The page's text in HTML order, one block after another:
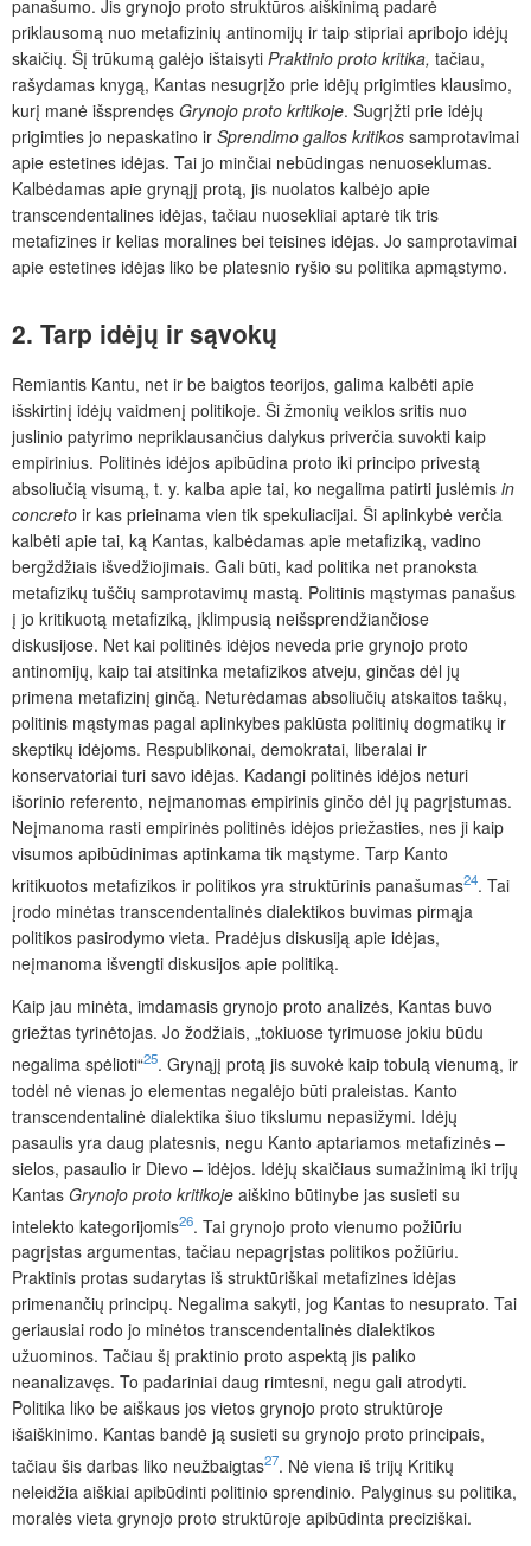
panašumo. Jis grynojo proto struktūros aiškinimą padarė
priklausomą nuo metafizinių antinomijų ir taip stipriai apribojo idėjų
skaičių. Šį trūkumą galėjo ištaisyti Praktinio proto kritika, tačiau,
rašydamas knygą, Kantas nesugrįžo prie idėjų prigimties klausimo,
kurį manė išsprendęs Grynojo proto kritikoje. Sugrįžti prie idėjų
prigimties jo nepaskatino ir Sprendimo galios kritikos samprotavimai
apie estetines idėjas. Tai jo minčiai nebūdingas nenuoseklumas.
Kalbėdamas apie grynąjį protą, jis nuolatos kalbėjo apie
transcendentalines idėjas, tačiau nuosekliai aptarė tik tris
metafizines ir kelias moralines bei teisines idėjas. Jo samprotavimai
apie estetines idėjas liko be platesnio ryšio su politika apmąstymo.
2. Tarp idėjų ir sąvokų
Remiantis Kantu, net ir be baigtos teorijos, galima kalbėti apie
išskirtinį idėjų vaidmenį politikoje. Ši žmonių veiklos sritis nuo
juslinio patyrimo nepriklausančius dalykus priverčia suvokti kaip
empirinius. Politinės idėjos apibūdina proto iki principo privestą
absoliučią visumą, t. y. kalba apie tai, ko negalima patirti juslėmis in
concreto ir kas prieinama vien tik spekuliacijai. Ši aplinkybė verčia
kalbėti apie tai, ką Kantas, kalbėdamas apie metafiziką, vadino
bergždžiais išvedžiojimais. Gali būti, kad politika net pranoksta
metafizikų tuščių samprotavimų mastą. Politinis mąstymas panašus
į jo kritikuotą metafiziką, įklimpusią neišsprendžiančiose
diskusijose. Net kai politinės idėjos neveda prie grynojo proto
antinomijų, kaip tai atsitinka metafizikos atveju, ginčas dėl jų
primena metafizinį ginčą. Neturėdamas absoliučių atskaitos taškų,
politinis mąstymas pagal aplinkybes paklūsta politinių dogmatikų ir
skeptikų idėjoms. Respublikonai, demokratai, liberalai ir
konservatoriai turi savo idėjas. Kadangi politinės idėjos neturi
išorinio referento, neįmanomas empirinis ginčo dėl jų pagrįstumas.
Neįmanoma rasti empirinės politinės idėjos priežasties, nes ji kaip
visumos apibūdinimas aptinkama tik mąstyme. Tarp Kanto
kritikuotos metafizikos ir politikos yra struktūrinis panašumas24. Tai
įrodo minėtas transcendentalinės dialektikos buvimas pirmąja
politikos pasirodymo vieta. Pradėjus diskusiją apie idėjas,
neįmanoma išvengti diskusijos apie politiką.
Kaip jau minėta, imdamasis grynojo proto analizės, Kantas buvo
griežtas tyrinėtojas. Jo žodžiais, „tokiuose tyrimuose jokiu būdu
negalima spėlioti“25. Grynąjį protą jis suvokė kaip tobulą vienumą, ir
todėl nė vienas jo elementas negalėjo būti praleistas. Kanto
transcendentalinė dialektika šiuo tikslumu nepasižymi. Idėjų
pasaulis yra daug platesnis, negu Kanto aptariamos metafizinės –
sielos, pasaulio ir Dievo – idėjos. Idėjų skaičiaus sumažinimą iki trijų
Kantas Grynojo proto kritikoje aiškino būtinybe jas susieti su
intelekto kategorijomis26. Tai grynojo proto vienumo požiūriu
pagrįstas argumentas, tačiau nepagrįstas politikos požiūriu.
Praktinis protas sudarytas iš struktūriškai metafizines idėjas
primenančių principų. Negalima sakyti, jog Kantas to nesuprato. Tai
geriausiai rodo jo minėtos transcendentalinės dialektikos
užuominos. Tačiau šį praktinio proto aspektą jis paliko
neanalizavęs. To padariniai daug rimtesni, negu gali atrodyti.
Politika liko be aiškaus jos vietos grynojo proto struktūroje
išaiškinimo. Kantas bandė ją susieti su grynojo proto principais,
tačiau šis darbas liko neužbaigtas27. Nė viena iš trijų Kritikų
neleidžia aiškiai apibūdinti politinio sprendinio. Palyginus su politika,
moralės vieta grynojo proto struktūroje apibūdinta preciziškai.